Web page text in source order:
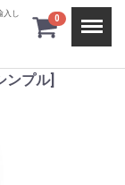
入し
0
ンプル]